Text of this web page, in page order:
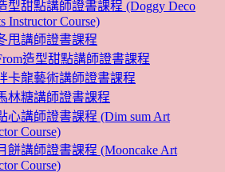
型甜點講師證書課程 (Doggy Deco
Instructor Course)
甩講師證書課程
造型甜點講師證書課程
卡龍藝術講師證書課程
林糖講師證書課程
心講師證書課程 (Dim sum Art
Course)
餅講師證書課程 (Mooncake Art
Course)